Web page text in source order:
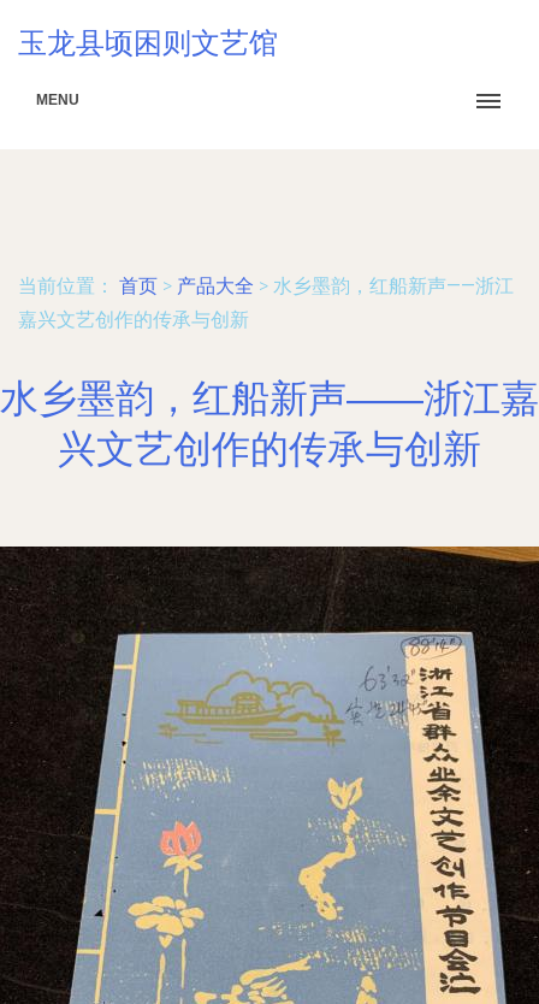
玉龙县顷困则文艺馆
MENU
当前位置： 首页 > 产品大全 > 水乡墨韵，红船新声——浙江
嘉兴文艺创作的传承与创新
水乡墨韵，红船新声——浙江嘉
兴文艺创作的传承与创新